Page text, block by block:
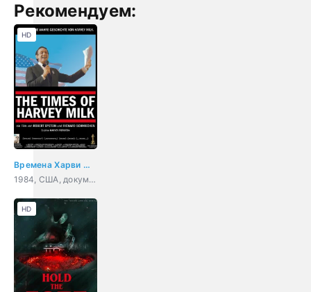
Рекомендуем:
Времена Харви Милка
1984, США, документальный, биография, история
HD
HD